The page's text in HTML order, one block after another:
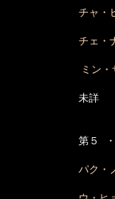
チャ・
チェ・
ミン
未詳　　　　　
第５ ・６
パク・